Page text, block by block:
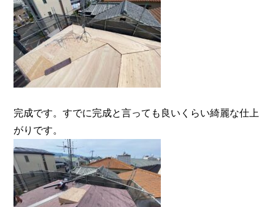
完成です。すでに完成と言っても良いくらい綺麗な仕上
がりです。